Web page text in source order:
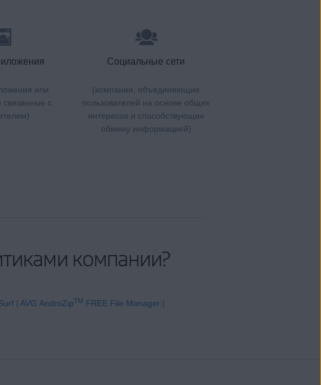
или
связанные с
Социальные сети
(компании, объединяющие
пользователей на основе общих
интересов и способствующие
обмену информацией)
компании?
| AVG AndroZipTM FREE File Manager |